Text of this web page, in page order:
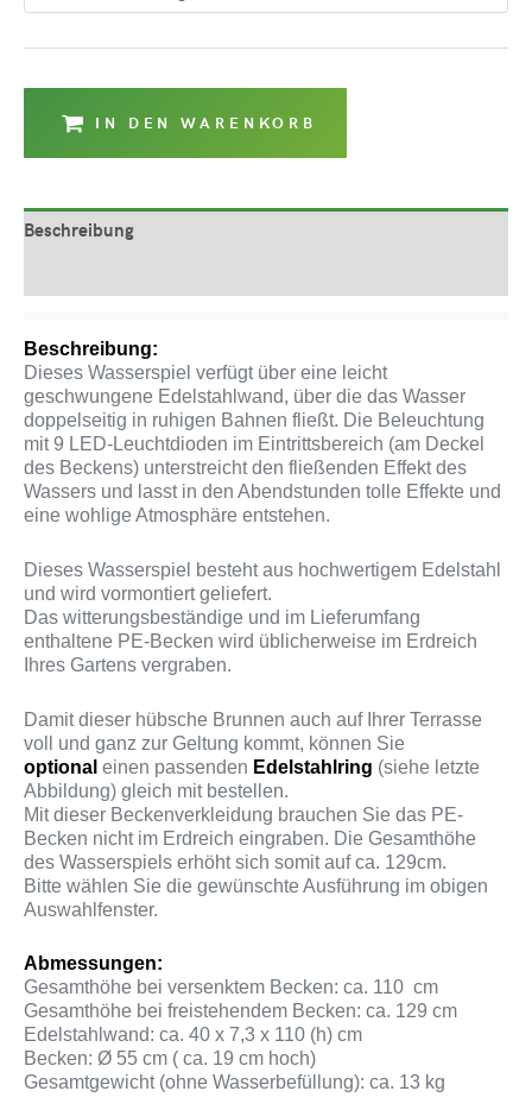
IN DEN WARENKORB
Beschreibung
Beschreibung:
Dieses Wasserspiel verfügt über eine leicht
geschwungene Edelstahlwand, über die das Wasser
doppelseitig in ruhigen Bahnen fließt. Die Beleuchtung
mit 9 LED-Leuchtdioden im Eintrittsbereich (am Deckel
des Beckens) unterstreicht den fließenden Effekt des
Wassers und lasst in den Abendstunden tolle Effekte und
eine wohlige Atmosphäre entstehen.
Dieses Wasserspiel besteht aus hochwertigem Edelstahl
und wird vormontiert geliefert.
Das witterungsbeständige und im Lieferumfang
enthaltene PE-Becken wird üblicherweise im Erdreich
Ihres Gartens vergraben.
Damit dieser hübsche Brunnen auch auf Ihrer Terrasse
voll und ganz zur Geltung kommt, können Sie
optional einen passenden Edelstahlring (siehe letzte
Abbildung) gleich mit bestellen.
Mit dieser Beckenverkleidung brauchen Sie das PE-
Becken nicht im Erdreich eingraben. Die Gesamthöhe
des Wasserspiels erhöht sich somit auf ca. 129cm.
Bitte wählen Sie die gewünschte Ausführung im obigen
Auswahlfenster.
Abmessungen:
Gesamthöhe bei versenktem Becken: ca. 110 cm
Gesamthöhe bei freistehendem Becken: ca. 129 cm
Edelstahlwand: ca. 40 x 7,3 x 110 (h) cm
Becken: Ø 55 cm ( ca. 19 cm hoch)
Gesamtgewicht (ohne Wasserbefüllung): ca. 13 kg